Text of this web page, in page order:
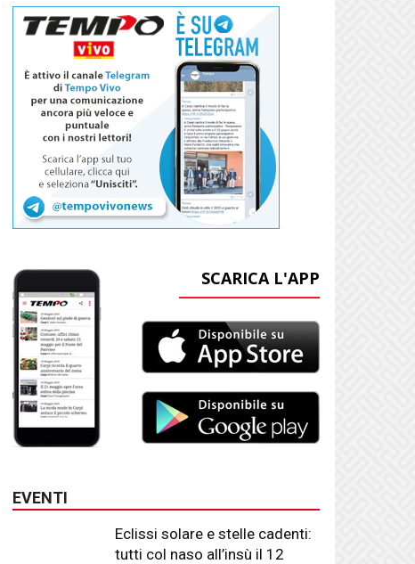
SCARICA L'APP
EVENTI
Eclissi solare e stelle cadenti:
tutti col naso all’insù il 12